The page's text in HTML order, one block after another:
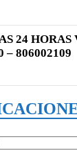
24
– 806002109